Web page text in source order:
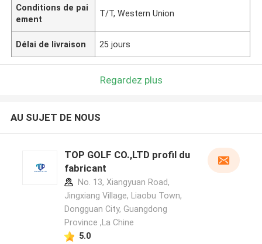
Conditions de pai
ement
T/T, Western Union
Délai de livraison 25 jours
Regardez plus
AU SUJET DE NOUS
TOP GOLF CO.,LTD profil du
fabricant
No. 13, Xiangyuan Road,
Jingxiang Village, Liaobu Town,
Dongguan City, Guangdong
Province ,La Chine
5.0